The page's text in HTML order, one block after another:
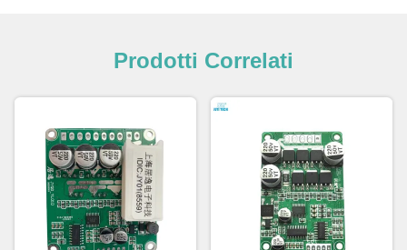
Prodotti Correlati